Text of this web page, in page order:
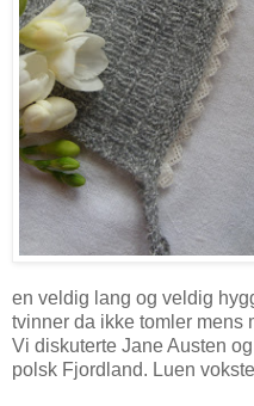
en veldig lang og veldig
tvinner da ikke tomler mens
Vi diskuterte Jane Austen
polsk Fjordland. Luen